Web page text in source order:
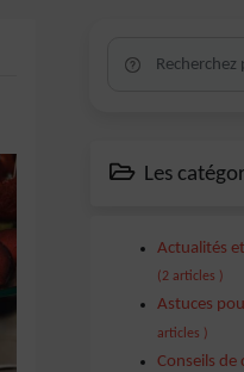
Les
Actualités
(2 articles )
Astuces
articles )
Conseils de